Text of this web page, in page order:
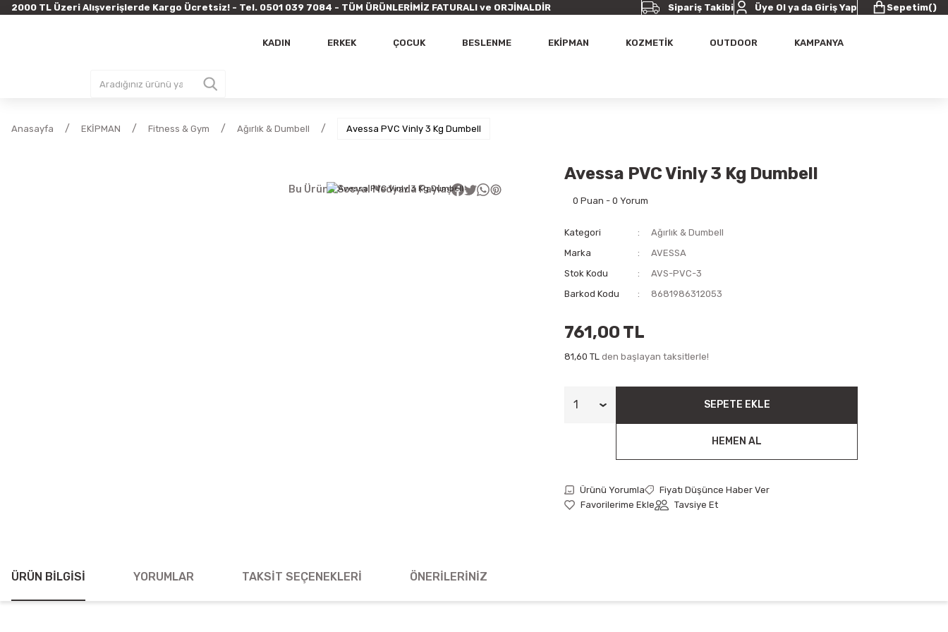
2000 TL Üzeri Alışverişlerde Kargo Ücretsiz! - Tel. 0501 039 7084 - TÜM ÜRÜNLERİMİZ FATURALI ve ORJİNALDİR Sipariş Takibi Üye Ol ya da Giriş Yap Sepetim()
KADIN ERKEK ÇOCUK BESLENME EKİPMAN KOZMETİK OUTDOOR KAMPANYA
Anasayfa EKİPMAN Fitness & Gym Ağırlık & Dumbell Avessa PVC Vinly 3 Kg Dumbell
Bu Ürünü Sosyal Medyada Paylaş
Avessa PVC Vinly 3 Kg Dumbell
0 Puan - 0 Yorum
Kategori
Ağırlık & Dumbell
Marka
AVESSA
Stok Kodu
AVS-PVC-3
Barkod Kodu
8681986312053
761,00 TL
81,60 TL den başlayan taksitlerle!
SEPETE EKLE
HEMEN AL
Ürünü Yorumla
Fiyatı Düşünce Haber Ver
Tavsiye Et
ÜRÜN BILGISI YORUMLAR TAKSIT SEÇENEKLERI ÖNERILERINIZ